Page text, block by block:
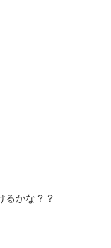
るかな？？